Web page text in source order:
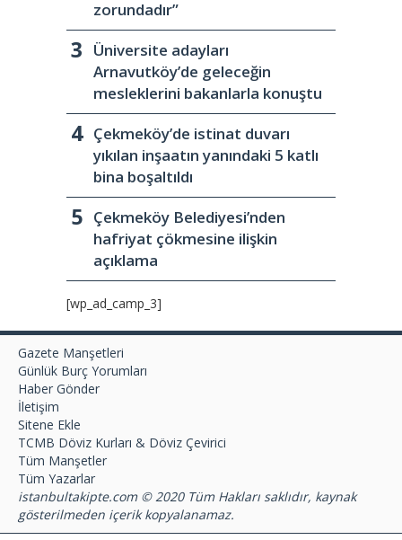
zorundadır”
Üniversite adayları
Arnavutköy’de geleceğin
mesleklerini bakanlarla konuştu
Çekmeköy’de istinat duvarı
yıkılan inşaatın yanındaki 5 katlı
bina boşaltıldı
Çekmeköy Belediyesi’nden
hafriyat çökmesine ilişkin
açıklama
[wp_ad_camp_3]
Gazete Manşetleri
Günlük Burç Yorumları
Haber Gönder
İletişim
Sitene Ekle
TCMB Döviz Kurları & Döviz Çevirici
Tüm Manşetler
Tüm Yazarlar
istanbultakipte.com © 2020 Tüm Hakları saklıdır, kaynak
gösterilmeden içerik kopyalanamaz.